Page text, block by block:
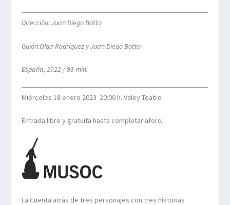
Dirección: Juan Diego Botto
Guión:Olga Rodríguez y Juan Diego Botto
España, 2022 / 93 min.
Miércoles 18 enero 2023 20:00 h. Valey Teatro
Entrada libre y gratuita hasta completar aforo.
La Cuenta atrás de tres personajes con tres historias